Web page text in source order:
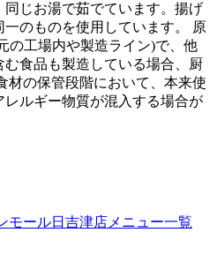
同じお湯で茹でています。揚げ
のものを使用しています。 原
の工場内や製造ライン)で、他
食品も製造している場合、厨
材の保管段階において、本来使
レルギー物質が混入する場合が
モール日吉津店メニュー一覧